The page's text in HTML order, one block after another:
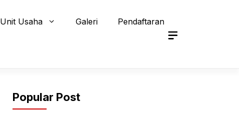
Unit Usaha Galeri Pendaftaran
Popular Post